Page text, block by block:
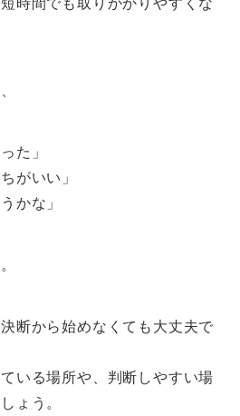
時間でも取りかかりやすくな
た」
がいい」
かな」
断から始めなくても大丈夫で
いる場所や、判断しやすい場
ょう。